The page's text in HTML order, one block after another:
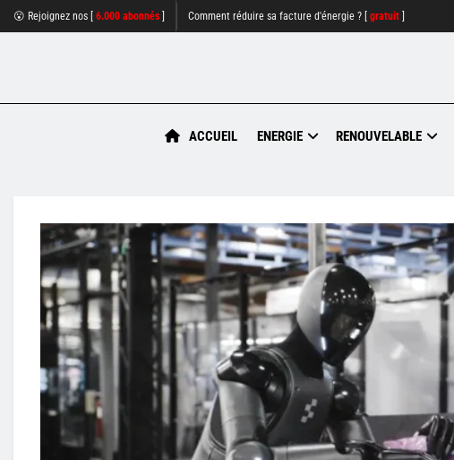
😮 Rejoignez nos [ 6.000 abonnés Comment réduire sa facture d'énergie ? [ gratuit
ACCUEIL ENERGIE RENOUVELABLE